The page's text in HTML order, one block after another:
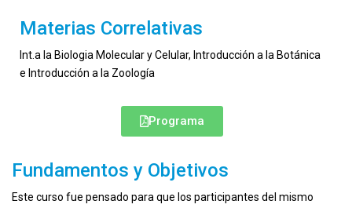
Materias Correlativas
Int.a la Biologia Molecular y Celular, Introducción a la Botánica
e Introducción a la Zoología
Programa
Fundamentos y Objetivos
Este curso fue pensado para que los participantes del mismo